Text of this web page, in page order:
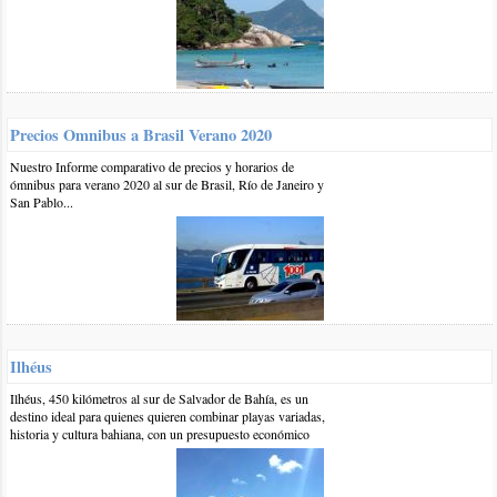
básicos como en todos lados: no perder de vista la tarjeta
(que la pasen adelante nuestro), no colocarla en cajeros que
tengan agregado algo fuera de lo normal en el lector, guardar
todos los comprobantes... En mas de 25 años de viajar por
dinero.
Saludos
0 20-ago-2015::por:Laura
Hola: Queremos ir este verano, pero me gustaría alquilar una
casa y realmente no se como es el lugar con respecto a la
seguridad, parece muy tranquilo. Somos un matrimonio con tres
::por:Claudia
Precios Omnibus a Brasil Verano 2020
Nuestro Informe comparativo de precios y horarios de
ómnibus para verano 2020 al sur de Brasil, Río de Janeiro y
San Pablo...
Ilhéus
Ilhéus, 450 kilómetros al sur de Salvador de Bahía, es un
destino ideal para quienes quieren combinar playas variadas,
historia y cultura bahiana, con un presupuesto económico